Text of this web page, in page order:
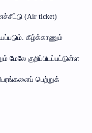
(Air ticket)
கீழ்க்காணும்
குறிப்பிடப்பட்டுள்ள
பெற்றுக்